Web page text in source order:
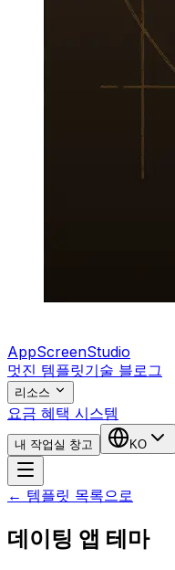
AppScreenStudio
멋진 템플릿기술 블로그
리소스
요금 혜택 시스템
내 작업실 창고 KO
← 템플릿 목록으로
데이팅 앱 테마